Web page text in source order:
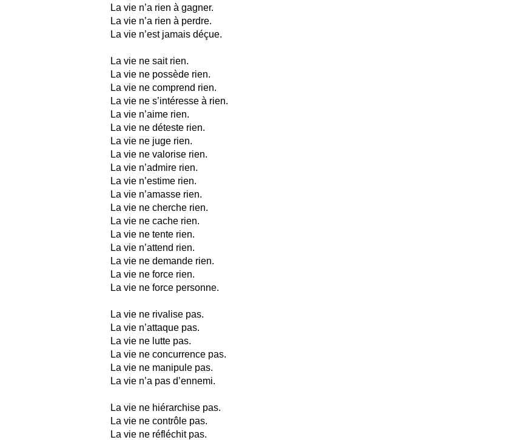
La vie n’a rien à gagner.
La vie n’a rien à perdre.
La vie n’est jamais déçue.
La vie ne sait rien.
La vie ne possède rien.
La vie ne comprend rien.
La vie ne s’intéresse à rien.
La vie n’aime rien.
La vie ne déteste rien.
La vie ne juge rien.
La vie ne valorise rien.
La vie n’admire rien.
La vie n’estime rien.
La vie n’amasse rien.
La vie ne cherche rien.
La vie ne cache rien.
La vie ne tente rien.
La vie n’attend rien.
La vie ne demande rien.
La vie ne force rien.
La vie ne force personne.
La vie ne rivalise pas.
La vie n’attaque pas.
La vie ne lutte pas.
La vie ne concurrence pas.
La vie ne manipule pas.
La vie n’a pas d’ennemi.
La vie ne hiérarchise pas.
La vie ne contrôle pas.
La vie ne réfléchit pas.